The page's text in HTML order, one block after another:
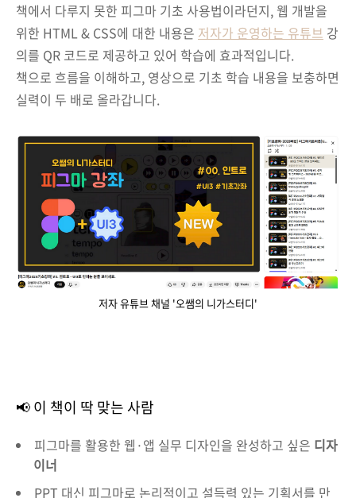
책에서 다루지 못한 피그마 기초 사용법이라던지, 웹 개발을
위한 HTML & CSS에 대한 내용은 저자가 운영하는 유튜브 강
의를 QR 코드로 제공하고 있어 학습에 효과적입니다.
책으로 흐름을 이해하고, 영상으로 기초 학습 내용을 보충하면
실력이 두 배로 올라갑니다.
저자 유튜브 채널 '오쌤의 니가스터디'
📢 이 책이 딱 맞는 사람
피그마를 활용한 웹·앱 실무 디자인을 완성하고 싶은 디자
이너
PPT 대신 피그마로 논리적이고 설득력 있는 기획서를 만